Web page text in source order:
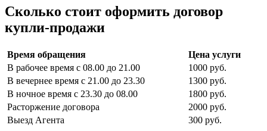
Сколько стоит оформить договор
купли-продажи
Время обращения
Цена услуги
В рабочее время с 08.00 до 21.00
1000 руб.
В вечернее время с 21.00 до 23.30
1300 руб.
В ночное время с 23.30 до 08.00
1800 руб.
Расторжение договора
2000 руб.
Выезд Агента
300 руб.